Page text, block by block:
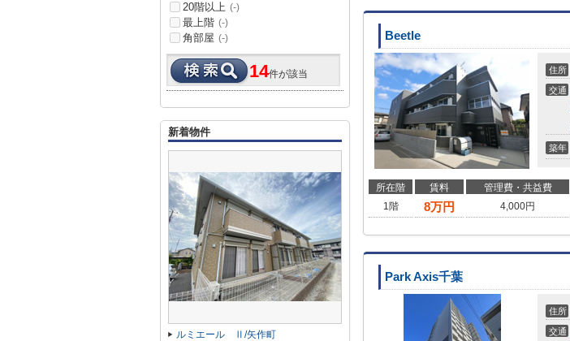
Beetle
住所
交通
築年
所在階 賃料 管理費・共益費
1階
8万円 4,000円
Park Axis千葉
住所
交通
20階以上 (-)
最上階 (-)
角部屋 (-)
14件が該当
新着物件
ルミエール Ⅱ/矢作町